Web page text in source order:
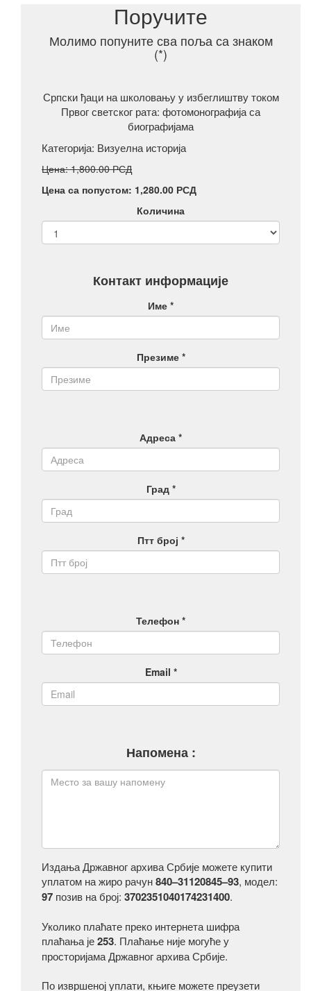
Поручите
Молимо попуните сва поља са знаком
(*)
Српски ђаци на школовању у избеглиштву током
Првог светског рата: фотомонографија са
биографијама
Категорија: Визуелна историја
Цена: 1,800.00 РСД
Цена са попустом: 1,280.00 РСД
Количина
Контакт информације
Име *
Презиме *
Адреса *
Град *
Птт број *
Телефон *
Email *
Напомена :
Издања Државног архива Србије можете купити
уплатом на жиро рачун840–31120845–93, модел:
97 позив на број: 3702351040174231400.
Уколико плаћате преко интернета шифра
плаћања је253. Плаћање није могуће у
просторијама Државног архива Србије.
По извршеној уплати, књиге можете преузети